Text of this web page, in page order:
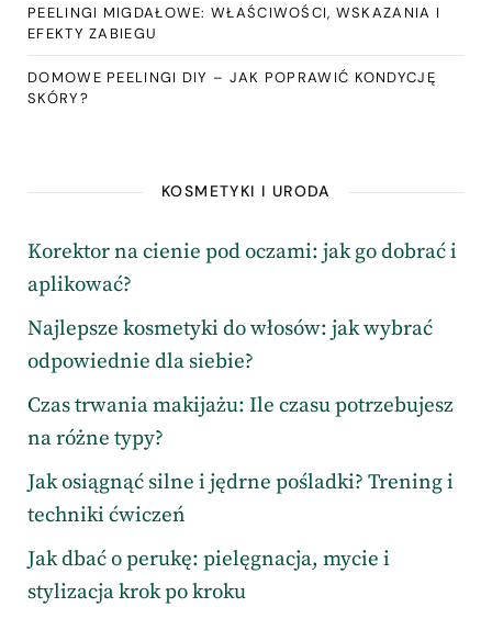
PEELINGI MIGDAŁOWE: WŁAŚCIWOŚCI, WSKAZANIA I
EFEKTY ZABIEGU
DOMOWE PEELINGI DIY – JAK POPRAWIĆ KONDYCJĘ
SKÓRY?
KOSMETYKI I URODA
Korektor na cienie pod oczami: jak go dobrać i
aplikować?
Najlepsze kosmetyki do włosów: jak wybrać
odpowiednie dla siebie?
Czas trwania makijażu: Ile czasu potrzebujesz
na różne typy?
Jak osiągnąć silne i jędrne pośladki? Trening i
techniki ćwiczeń
Jak dbać o perukę: pielęgnacja, mycie i
stylizacja krok po kroku